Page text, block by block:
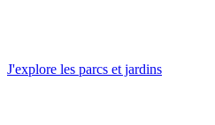
J'explore les parcs et jardins